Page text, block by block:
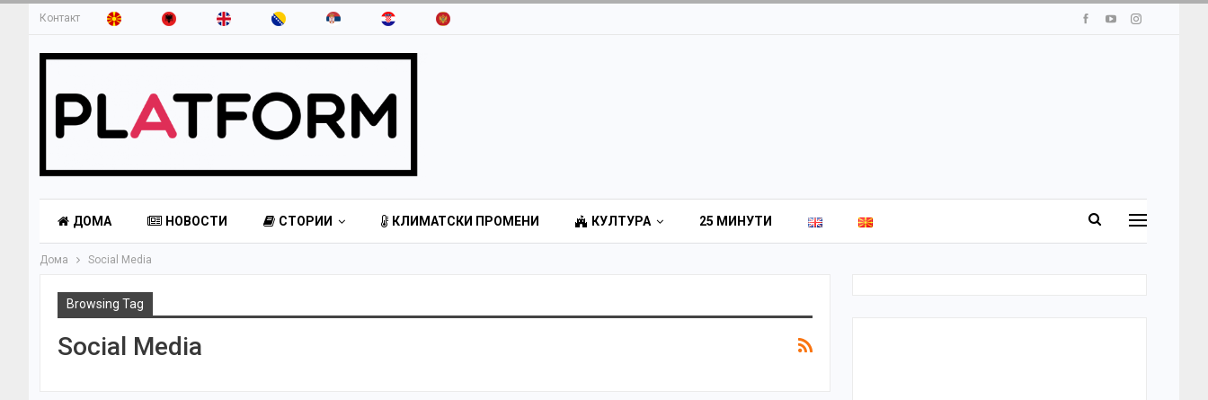
Контакт
ДОМА НОВОСТИ СТОРИИ КЛИМАТСКИ ПРОМЕНИ КУЛТУРА 25 МИНУТИ
Дома Social Media
Browsing Tag
Social Media